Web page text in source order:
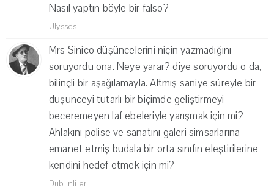
Nasıl yaptın böyle bir falso?
Ulysses ·
Mrs Sinico düşüncelerini niçin yazmadığını
soruyordu ona. Neye yarar? diye soruyordu o da,
bilinçli bir aşağılamayla. Altmış saniye süreyle bir
düşünceyi tutarlı bir biçimde geliştirmeyi
beceremeyen laf ebeleriyle yarışmak için mi?
Ahlakını polise ve sanatını galeri simsarlarına
emanet etmiş budala bir orta sınıfın eleştirilerine
kendini hedef etmek için mi?
Dublinliler ·